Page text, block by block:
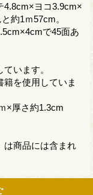
4.8cm×ヨコ3.9cm×
約1ｍ57cm。
で45面あ
います。
を使用していま
×厚さ約1.3cm
は商品には含まれ